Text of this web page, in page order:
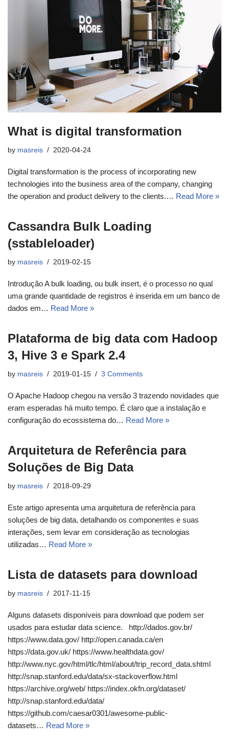
What is digital transformation
by masreis 2020-04-24
Digital transformation is the process of incorporating new
technologies into the business area of the company, changing
the operation and product delivery to the clients.… Read More »
Cassandra Bulk Loading
(sstableloader)
by masreis 2019-02-15
Introdução A bulk loading, ou bulk insert, é o processo no qual
uma grande quantidade de registros é inserida em um banco de
dados em… Read More »
Plataforma de big data com Hadoop
3, Hive 3 e Spark 2.4
by masreis 2019-01-15 3 Comments
O Apache Hadoop chegou na versão 3 trazendo novidades que
eram esperadas há muito tempo. É claro que a instalação e
configuração do ecossistema do… Read More »
Arquitetura de Referência para
Soluções de Big Data
by masreis 2018-09-29
Este artigo apresenta uma arquitetura de referência para
soluções de big data, detalhando os componentes e suas
interações, sem levar em consideração as tecnologias
utilizadas… Read More »
Lista de datasets para download
by masreis 2017-11-15
Alguns datasets disponíveis para download que podem ser
usados para estudar data science. http://dados.gov.br/
https://www.data.gov/ http://open.canada.ca/en
https://data.gov.uk/ https://www.healthdata.gov/
http://www.nyc.gov/html/tlc/html/about/trip_record_data.shtml
http://snap.stanford.edu/data/sx-stackoverflow.html
https://archive.org/web/ https://index.okfn.org/dataset/
http://snap.stanford.edu/data/
https://github.com/caesar0301/awesome-public-
datasets… Read More »